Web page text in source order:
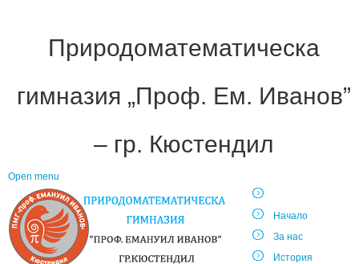
Природоматематическа
гимназия „Проф. Ем. Иванов”
– гр. Кюстендил
Open menu
Начало
За нас
История